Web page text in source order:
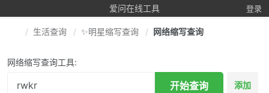
爱问在线工具 登录
生活查询 ✨明星缩写查询 网络缩写查询
网络缩写查询工具:
开始查询 添加